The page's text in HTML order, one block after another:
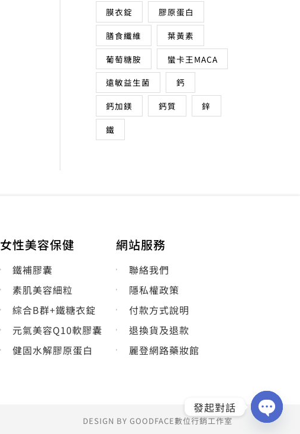
膜衣錠
膠原蛋白
膳食纖維
葉黃素
葡萄糖胺
蠻卡王MACA
遠敏益生菌
鈣
鈣加鎂
鈣質
鋅
鐵
女性美容保健
鐵補膠囊
素肌美容細粒
綜合B群+鐵糖衣錠
元氣美容Q10軟膠囊
健固水解膠原蛋白
網站服務
聯絡我們
隱私權政策
付款方式說明
退換貨及退款
麗登網路藥妝館
DESIGN BY GOODFACE數位行銷工作室
發起對話
OPEN